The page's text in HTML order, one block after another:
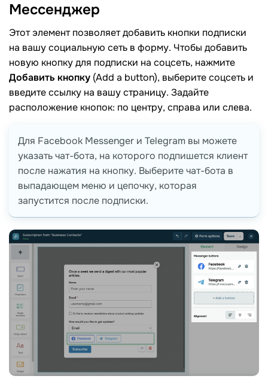
Мессенджер
Этот элемент позволяет добавить кнопки подписки
на вашу социальную сеть в форму. Чтобы добавить
новую кнопку для подписки на соцсеть, нажмите
Добавить кнопку (Add a button), выберите соцсеть и
введите ссылку на вашу страницу. Задайте
расположение кнопок: по центру, справа или слева.
Для Facebook Messenger и Telegram вы можете
указать чат-бота, на которого подпишется клиент
после нажатия на кнопку. Выберите чат-бота в
выпадающем меню и цепочку, которая
запустится после подписки.